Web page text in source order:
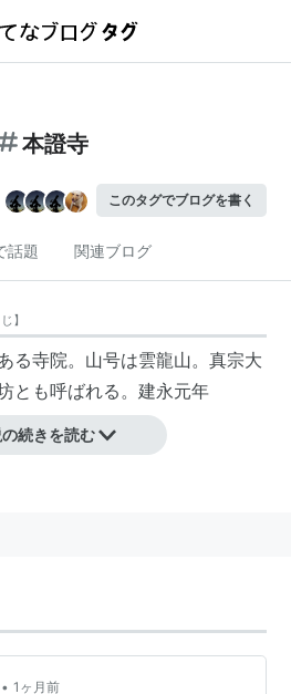
本證寺
このタグでブログを書く
話題 関連ブログ
】
る寺院。山号は雲龍山。真宗大
とも呼ばれる。建永元年
続きを読む
• 1ヶ月前